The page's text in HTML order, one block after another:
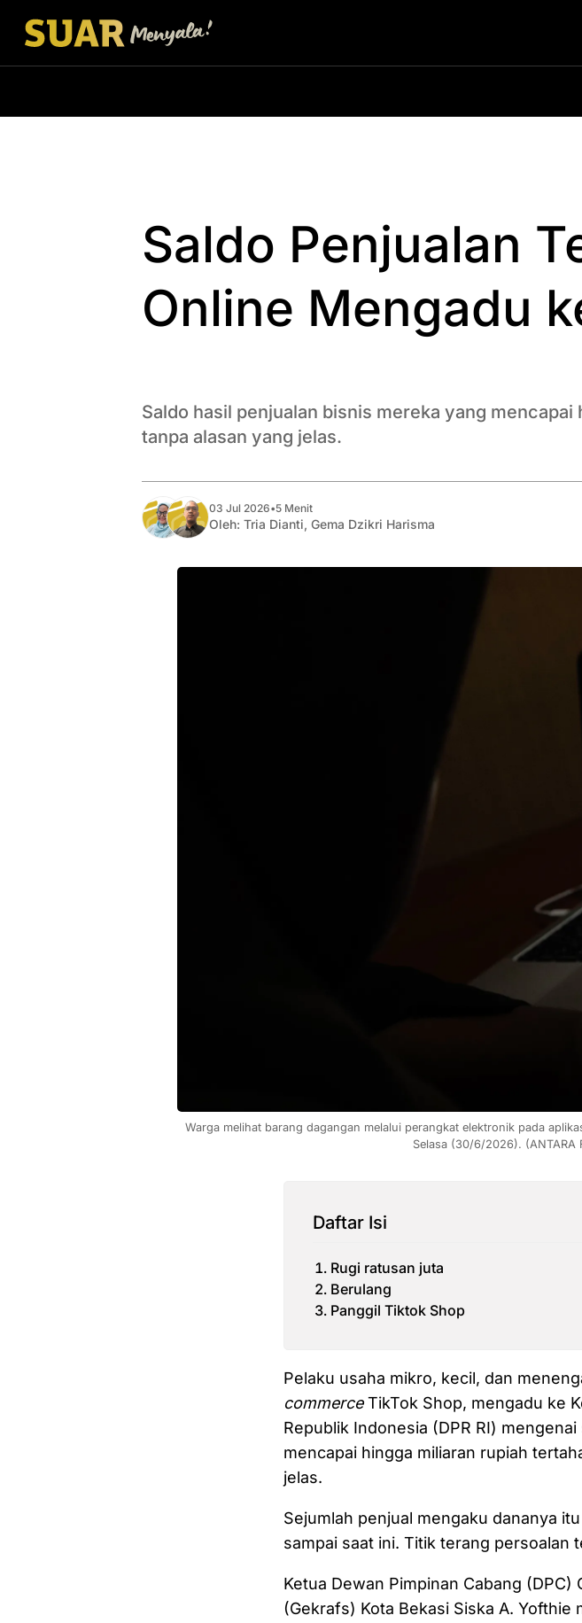
Saldo Penjualan
Online Mengadu
Saldo hasil penjualan bisnis mereka yang
tanpa alasan yang jelas.
03 Jul 2026•5 Menit
Oleh: Tria Dianti, Gema Dzikri Harisma
Warga melihat barang dagangan melalui perangkat elektronik pada
Selasa (30/6/2026). (ANTARA
Daftar Isi
Rugi ratusan juta
Berulang
Panggil Tiktok Shop
Pelaku usaha mikro, kecil, dan
commerceTikTok Shop, mengadu ke
Republik Indonesia (DPR RI)
mencapai hingga miliaran rupiah
jelas.
Sejumlah penjual mengaku dananya
sampai saat ini. Titik terang persoalan
Ketua Dewan Pimpinan Cabang
(Gekrafs) Kota Bekasi Siska A. Yofthie